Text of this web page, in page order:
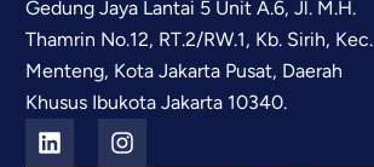
Gedung Jaya Lantai 5 Unit A.6, Jl. M.H.
Thamrin No.12, RT.2/RW.1, Kb. Sirih, Kec.
Menteng, Kota Jakarta Pusat, Daerah
Khusus Ibukota Jakarta 10340.